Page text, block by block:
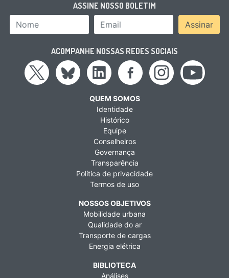
ASSINE NOSSO BOLETIM
Email AddressAssinar
ACOMPANHE NOSSAS REDES SOCIAIS
QUEM SOMOS
Identidade
Histórico
Equipe
Conselheiros
Governança
Transparência
Política de privacidade
Termos de uso
NOSSOS OBJETIVOS
Mobilidade urbana
Qualidade do ar
Transporte de cargas
Energia elétrica
BIBLIOTECA
Análises